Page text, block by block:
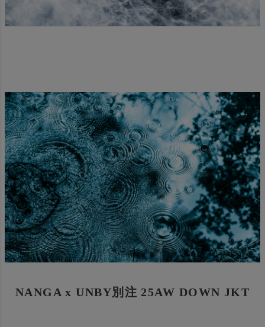
NANGA x UNBY別注 25AW DOWN JKT